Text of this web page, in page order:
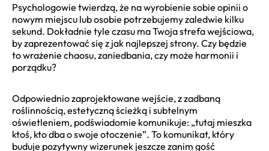
Psychologowie twierdzą, że na wyrobienie sobie opinii o
nowym miejscu lub osobie potrzebujemy zaledwie kilku
sekund. Dokładnie tyle czasu ma Twoja strefa wejściowa,
by zaprezentować się z jak najlepszej strony. Czy będzie
to wrażenie chaosu, zaniedbania, czy może harmonii i
porządku?
Odpowiednio zaprojektowane wejście, z zadbaną
roślinnością, estetyczną ścieżką i subtelnym
oświetleniem, podświadomie komunikuje: „tutaj mieszka
ktoś, kto dba o swoje otoczenie”. To komunikat, który
buduje pozytywny wizerunek jeszcze zanim gość